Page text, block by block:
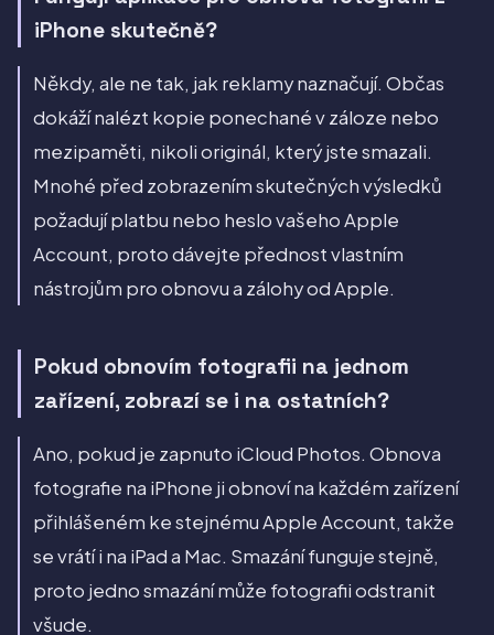
iPhone skutečně?
Někdy, ale ne tak, jak reklamy naznačují. Občas
dokáží nalézt kopie ponechané v záloze nebo
mezipaměti, nikoli originál, který jste smazali.
Mnohé před zobrazením skutečných výsledků
požadují platbu nebo heslo vašeho Apple
Account, proto dávejte přednost vlastním
nástrojům pro obnovu a zálohy od Apple.
Pokud obnovím fotografii na jednom
zařízení, zobrazí se i na ostatních?
Ano, pokud je zapnuto iCloud Photos. Obnova
fotografie na iPhone ji obnoví na každém zařízení
přihlášeném ke stejnému Apple Account, takže
se vrátí i na iPad a Mac. Smazání funguje stejně,
proto jedno smazání může fotografii odstranit
všude.